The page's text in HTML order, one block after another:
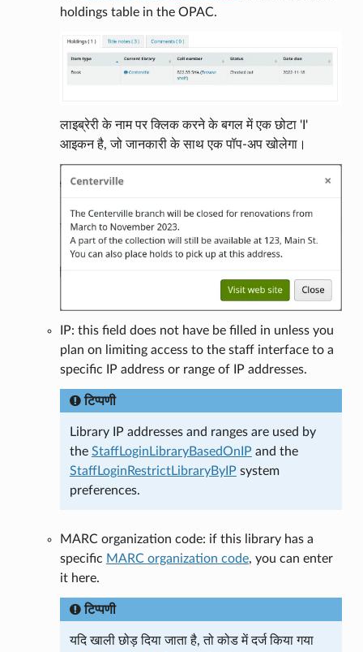
holdings table in the OPAC.
लाइब्रेरी के नाम पर क्लिक करने के बगल में एक छोटा 'I'
आइकन है, जो जानकारी के साथ एक पॉप-अप खोलेगा।
IP: this field does not have be filled in unless you
plan on limiting access to the staff interface to a
specific IP address or range of IP addresses.
टिप्पणी
Library IP addresses and ranges are used by
the StaffLoginLibraryBasedOnIP and the
StaffLoginRestrictLibraryByIP system
preferences.
MARC organization code: if this library has a
specific MARC organization code, you can enter
it here.
टिप्पणी
यदि खाली छोड़ दिया जाता है, तो कोड में दर्ज किया गया